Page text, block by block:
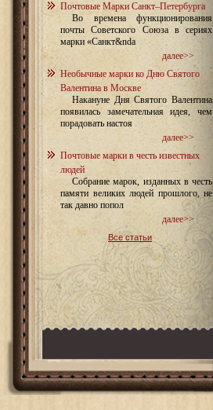
Почтовые Марки Санкт–Петербурга
Во времена функционирования
почты Советского Союза в сериях
марки «Санкт&nda
далее>>
Необычные марки ко Дню Святого
Валентина в Москве
Накануне Дня Святого Валентина
появилась замечательная идея, чем
порадовать настоя
далее>>
Почтовые марки в честь известных
людей
Собрание марок, изданных в честь
памяти великих людей прошлого, не
так давно попол
далее>>
Все статьи